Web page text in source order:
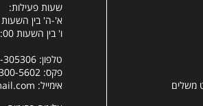
משלים
שעות פעילות:
א'-ה' בין השעות 10:30-19:00
ו' בין השעות 08:30-14:00
טלפון: 1-800-305306
פקס: 077-300-5602
אימייל: